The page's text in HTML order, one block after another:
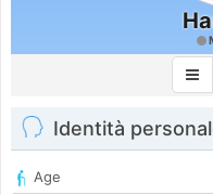
Identità
Age